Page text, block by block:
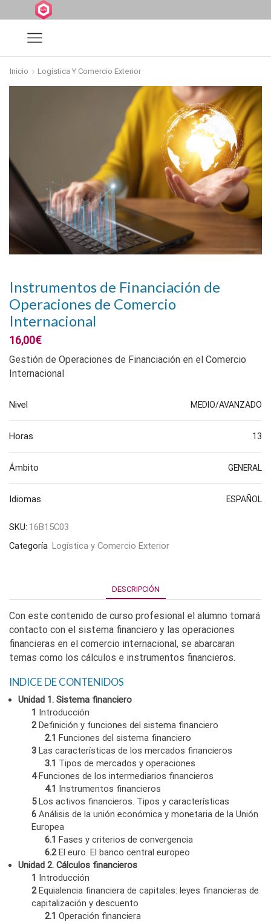
Inicio Logística Y Comercio Exterior
Instrumentos de Financiación de
Operaciones de Comercio
Internacional
16,00€
Gestión de Operaciones de Financiación en el Comercio
Internacional
Nivel MEDIO/AVANZADO
Horas 13
Ámbito GENERAL
Idiomas ESPAÑOL
SKU: 16B15C03
Categoría Logística y Comercio Exterior
DESCRIPCIÓN
Con este contenido de curso profesional el alumno tomará
contacto con el sistema financiero y las operaciones
financieras en el comercio internacional, se abarcaran
temas como los cálculos e instrumentos financieros.
INDICE DE CONTENIDOS
Unidad 1. Sistema financiero
1 Introducción
2Definición y funciones del sistema financiero
2.1 Funciones del sistema financiero
3 Las características de los mercados financieros
3.1 Tipos de mercados y operaciones
4Funciones de los intermediarios financieros
4.1 Instrumentos financieros
5Los activos financieros. Tipos y características
6 Análisis de la unión económica y monetaria de la Unión
Europea
6.1 Fases y criterios de convergencia
6.2El euro. El banco central europeo
Unidad 2. Cálculos financieros
1 Introducción
2Equialencia financiera de capitales: leyes financieras de
capitalización y descuento
2.1 Operación financiera